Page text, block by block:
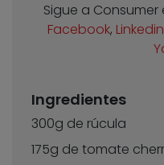
Sigue a Consumer
Facebook, Linkedin
Ingredientes
300g de rúcula
175g de tomate